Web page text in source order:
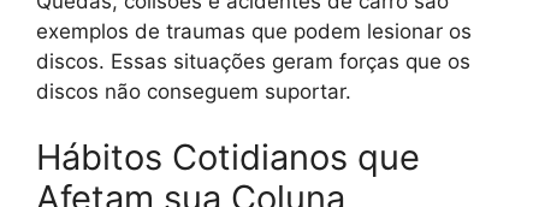
exemplos de traumas que podem lesionar os
discos. Essas situações geram forças que os
discos não conseguem suportar.
Hábitos Cotidianos que
Afetam sua Coluna